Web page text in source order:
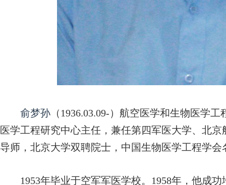
俞梦孙 （1936.03.09-）航空医学和生物医学
医学工程研究中心主任，兼任第四军医大学、北
导师，北京大学双聘院士，中国生物医学工程学会
1953年毕业于空军军医学校。1958年，他成功